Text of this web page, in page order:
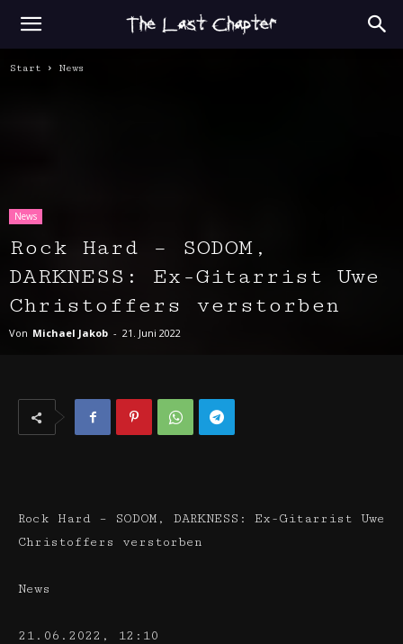
Start News
News
Rock Hard – SODOM,
DARKNESS: Ex-Gitarrist Uwe
Christoffers verstorben
Von Michael Jakob - 21. Juni 2022
Rock Hard – SODOM, DARKNESS: Ex-Gitarrist Uwe
Christoffers verstorben
News
21.06.2022, 12:10